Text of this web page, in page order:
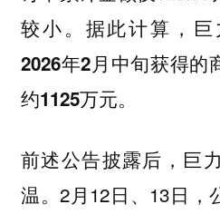
较小。 据此计算，巨
2026年2月中旬获得的
约1125万元。
前述公告披露后，巨
温。2月12日、13日，